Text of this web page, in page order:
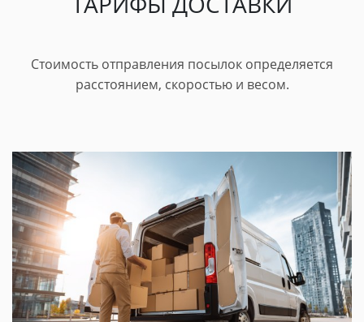
Стоимость отправления посылок определяется
расстоянием, скоростью и весом.